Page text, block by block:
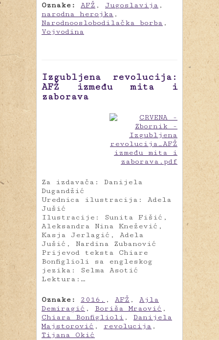
Oznake: AFŽ , Jugoslavija ,
narodna herojka ,
Narodnooslobodilačka borba ,
Vojvodina
Izgubljena revolucija:
AFŽ između mita i
zaborava
Za izdavača: Danijela
Dugandžić
Urednica ilustracija: Adela
Jušić
Ilustracije: Sunita Fišić,
Aleksandra Nina Knežević,
Kasja Jerlagić, Adela
Jušić, Nardina Zubanović
Prijevod teksta Chiare
Bonfiglioli sa engleskog
jezika: Selma Asotić
Lektura:…
Oznake: 2016. , AFŽ , Ajla
Demiragić , Boriša Mraović ,
Chiara Bonfiglioli , Danijela
Majstorović , revolucija ,
Tijana Okić